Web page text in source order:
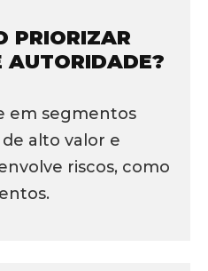
PRIORIZAR
AUTORIDADE?
em segmentos
alto valor e
riscos, como